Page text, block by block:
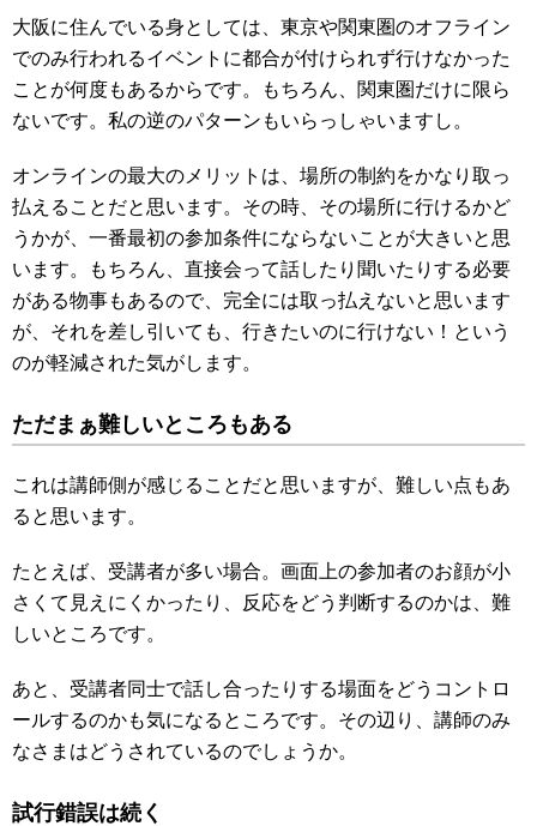
大阪に住んでいる身としては、東京や関東圏のオフライン
でのみ行われるイベントに都合が付けられず行けなかった
ことが何度もあるからです。もちろん、関東圏だけに限ら
ないです。私の逆のパターンもいらっしゃいますし。
オンラインの最大のメリットは、場所の制約をかなり取っ
払えることだと思います。その時、その場所に行けるかど
うかが、一番最初の参加条件にならないことが大きいと思
います。もちろん、直接会って話したり聞いたりする必要
がある物事もあるので、完全には取っ払えないと思います
が、それを差し引いても、行きたいのに行けない！という
のが軽減された気がします。
ただまぁ難しいところもある
これは講師側が感じることだと思いますが、難しい点もあ
ると思います。
たとえば、受講者が多い場合。画面上の参加者のお顔が小
さくて見えにくかったり、反応をどう判断するのかは、難
しいところです。
あと、受講者同士で話し合ったりする場面をどうコントロ
ールするのかも気になるところです。その辺り、講師のみ
なさまはどうされているのでしょうか。
試行錯誤は続く